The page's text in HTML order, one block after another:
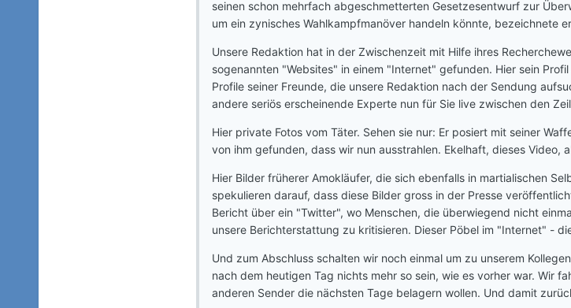
seinen schon mehrfach abgeschmetterten Gesetzesentwurf zur
um ein zynisches Wahlkampfmanöver handeln könnte, bezeichnete
Unsere Redaktion hat in der Zwischenzeit mit Hilfe ihres
sogenannten "Websites" in einem "Internet" gefunden. Hier sein
Profile seiner Freunde, die unsere Redaktion nach der Sendung
andere seriös erscheinende Experte nun für Sie live zwischen den
Hier private Fotos vom Täter. Sehen sie nur: Er posiert mit seiner
von ihm gefunden, dass wir nun ausstrahlen. Ekelhaft, dieses Video,
Hier Bilder früherer Amokläufer, die sich ebenfalls in martialischen
spekulieren darauf, dass diese Bilder gross in der Presse
Bericht über ein "Twitter", wo Menschen, die überwiegend nicht
unsere Berichterstattung zu kritisieren. Dieser Pöbel im "Internet" -
Und zum Abschluss schalten wir noch einmal um zu unserem
nach dem heutigen Tag nichts mehr so sein, wie es vorher war. Wir
anderen Sender die nächsten Tage belagern wollen. Und damit